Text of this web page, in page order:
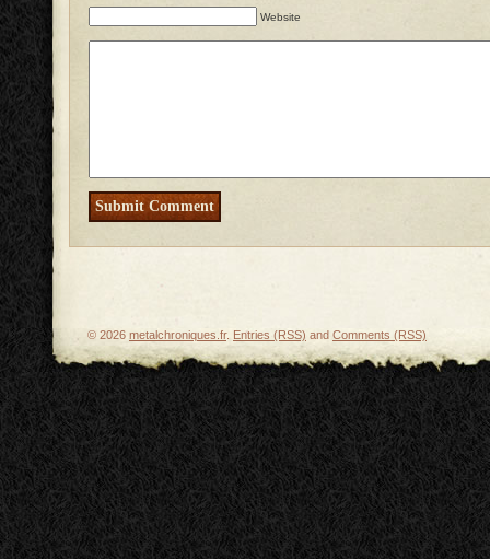
Website
© 2026 metalchroniques.fr. Entries (RSS) and Comments (RSS)